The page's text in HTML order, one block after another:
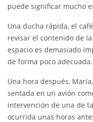
puede significar mucho
Una ducha rápida, el
revisar el contenido de
espacio es demasiado
de forma poco adecuada.
Una hora después,
sentada en un avión
intervención de una de
ocurrida unas horas